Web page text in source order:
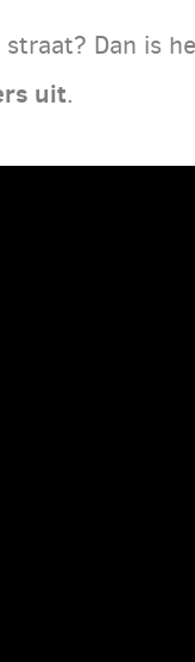
Dan is
uit.